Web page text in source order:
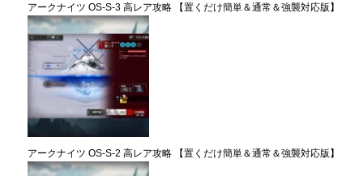
アークナイツ OS-S-3 高レア攻略 【置くだけ簡単＆通常＆強襲対応版】
アークナイツ OS-S-2 高レア攻略 【置くだけ簡単＆通常＆強襲対応版】